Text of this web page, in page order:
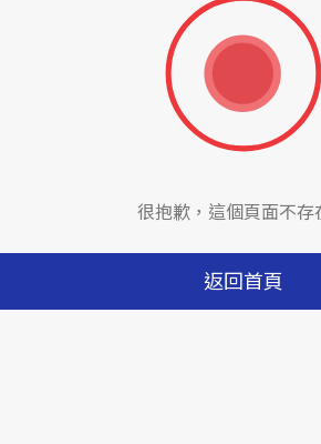
很抱歉，這個頁面不存
返回首頁